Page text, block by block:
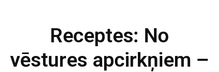
Receptes: No
vēstures apcirkņiem –